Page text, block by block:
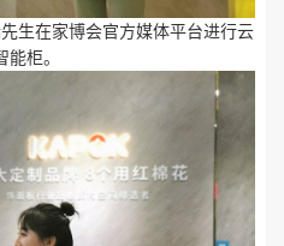
生在家博会官方媒体平台进行云
柜。